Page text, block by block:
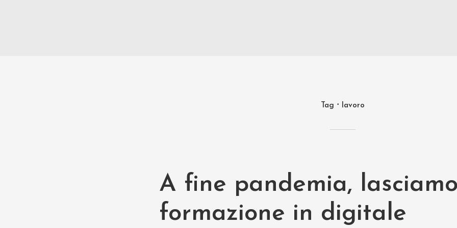
Tag lavoro
A fine pandemia,
formazione in digitale